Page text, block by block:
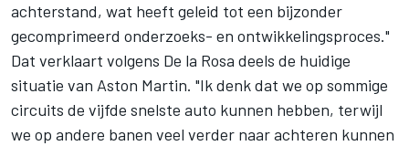
achterstand, wat heeft geleid tot een bijzonder
gecomprimeerd onderzoeks- en ontwikkelingsproces."
Dat verklaart volgens De la Rosa deels de huidige
situatie van Aston Martin. "Ik denk dat we op sommige
circuits de vijfde snelste auto kunnen hebben, terwijl
we op andere banen veel verder naar achteren kunnen